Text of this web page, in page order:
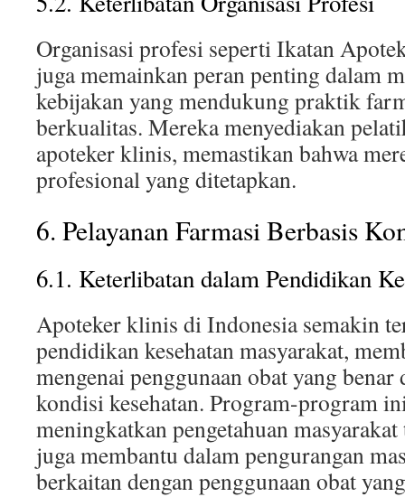
Organisasi profesi seperti Ikatan
juga memainkan peran penting dalam
kebijakan yang mendukung praktik
berkualitas. Mereka menyediakan
apoteker klinis, memastikan bahwa
profesional yang ditetapkan.
6. Pelayanan Farmasi Berbasis
6.1. Keterlibatan dalam Pendidikan
Apoteker klinis di Indonesia semakin
pendidikan kesehatan masyarakat,
mengenai penggunaan obat yang benar
kondisi kesehatan. Program-program
meningkatkan pengetahuan
juga membantu dalam pengurangan
berkaitan dengan penggunaan obat